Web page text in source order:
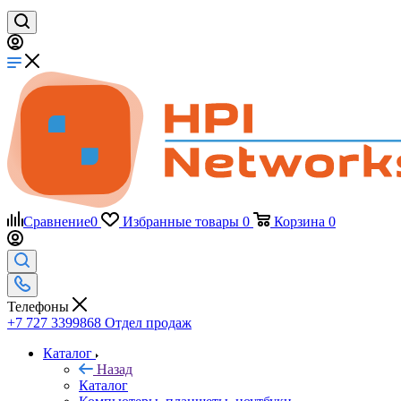
Сравнение0 Избранные товары 0 Корзина 0
Телефоны
+7 727 3399868 Отдел продаж
Каталог
Назад
Каталог